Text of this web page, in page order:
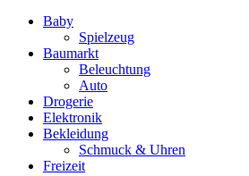
Baby
Spielzeug
Baumarkt
Beleuchtung
Auto
Drogerie
Elektronik
Bekleidung
Schmuck & Uhren
Freizeit